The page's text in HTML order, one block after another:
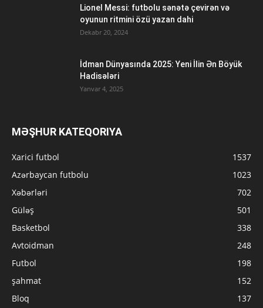
Lionel Messi: futbolu sənətə çevirən və
oyunun ritmini özü yazan dahi
Dekabr 20, 2024
İdman Dünyasında 2025: Yeni İlin Ən Böyük
Hadisələri
Yanvar 4, 2025
MƏŞHUR KATEQORIYA
Xarici futbol
1537
Azərbaycan futbolu
1023
Xəbərləri
702
Güləş
501
Basketbol
338
Avtoidman
248
Futbol
198
şahmat
152
Bloq
137